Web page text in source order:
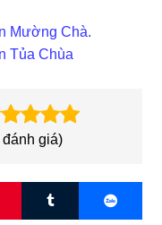
Mường Chà.
Tủa Chùa
đánh giá)